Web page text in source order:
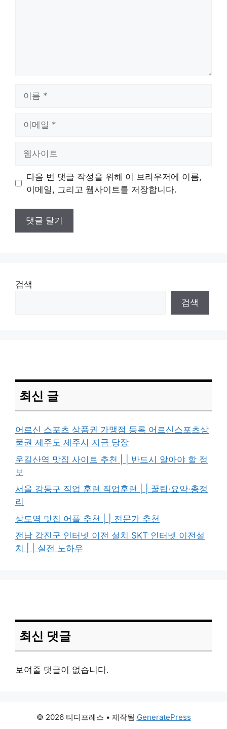
트
다음 번 댓글 작성을 위해 이 브라우저에 이름,
이메일, 그리고 웹사이트를 저장합니다.
검색
검색
최신 글
어르신 스포츠 상품권 가맹점 등록 어르신스포츠상
품권 제주도 제주시 지금 당장
운길산역 맛집 사이트 추천 | | 반드시 알아야 할 정
보
서울 강동구 직업 훈련 직업훈련 | | 꿀팁·요약·총정
리
상도역 맛집 어플 추천 | | 전문가 추천
전남 강진군 인터넷 이전 설치 SKT 인터넷 이전설
치 | | 실전 노하우
최신 댓글
보여줄 댓글이 없습니다.
© 2026 티디프레스 • 제작됨 GeneratePress